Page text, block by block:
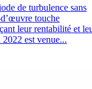
de turbulence sans
touche
leur rentabilité et
est venue...